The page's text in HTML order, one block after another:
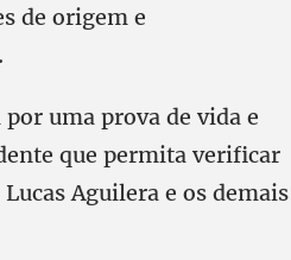
de origem e
uma prova de vida e
que permita verificar
Aguilera e os demais